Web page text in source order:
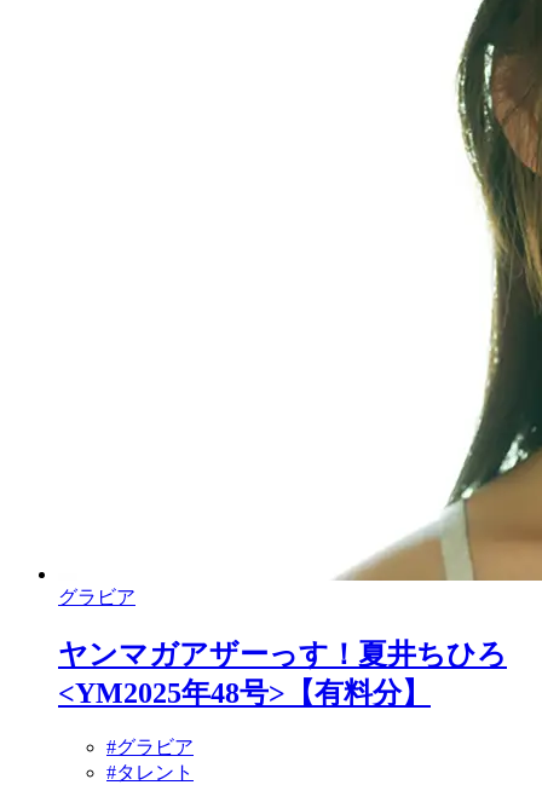
グラビア
ヤンマガアザーっす！夏井ちひろ
<YM2025年48号>【有料分】
#グラビア
#タレント